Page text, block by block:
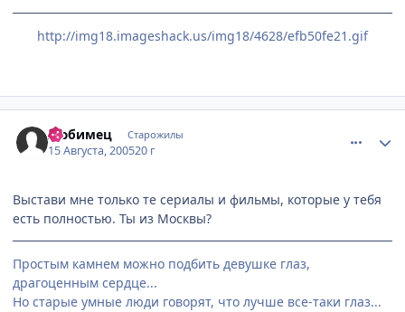
http://img18.imageshack.us/img18/4628/efb50fe21.gif
Любимец Старожилы
15 Августа, 200520 г
Выстави мне только те сериалы и фильмы, которые у тебя
есть полностью. Ты из Москвы?
Простым камнем можно подбить девушке глаз,
драгоценным сердце...
Но старые умные люди говорят, что лучше все-таки глаз...